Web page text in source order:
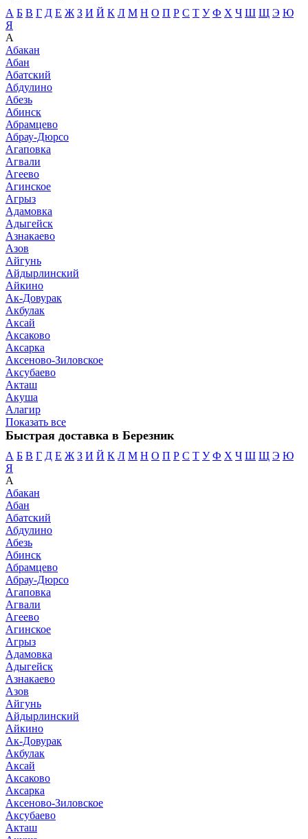
А Б В Г Д Е Ж З И Й К Л М Н О П Р С Т У Ф Х Ч Ш Щ Э Ю
Я
А
Абакан
Абан
Абатский
Абдулино
Абезь
Абинск
Абрамцево
Абрау-Дюрсо
Агаповка
Агвали
Агеево
Агинское
Агрыз
Адамовка
Адыгейск
Азнакаево
Азов
Айгунь
Айдырлинский
Айкино
Ак-Довурак
Акбулак
Аксай
Аксаково
Аксарка
Аксеново-Зиловское
Аксубаево
Акташ
Акуша
Алагир
Показать все
Быстрая доставка в Березник
А Б В Г Д Е Ж З И Й К Л М Н О П Р С Т У Ф Х Ч Ш Щ Э Ю
Я
А
Абакан
Абан
Абатский
Абдулино
Абезь
Абинск
Абрамцево
Абрау-Дюрсо
Агаповка
Агвали
Агеево
Агинское
Агрыз
Адамовка
Адыгейск
Азнакаево
Азов
Айгунь
Айдырлинский
Айкино
Ак-Довурак
Акбулак
Аксай
Аксаково
Аксарка
Аксеново-Зиловское
Аксубаево
Акташ